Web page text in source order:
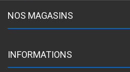
NOS MAGASINS
INFORMATIONS